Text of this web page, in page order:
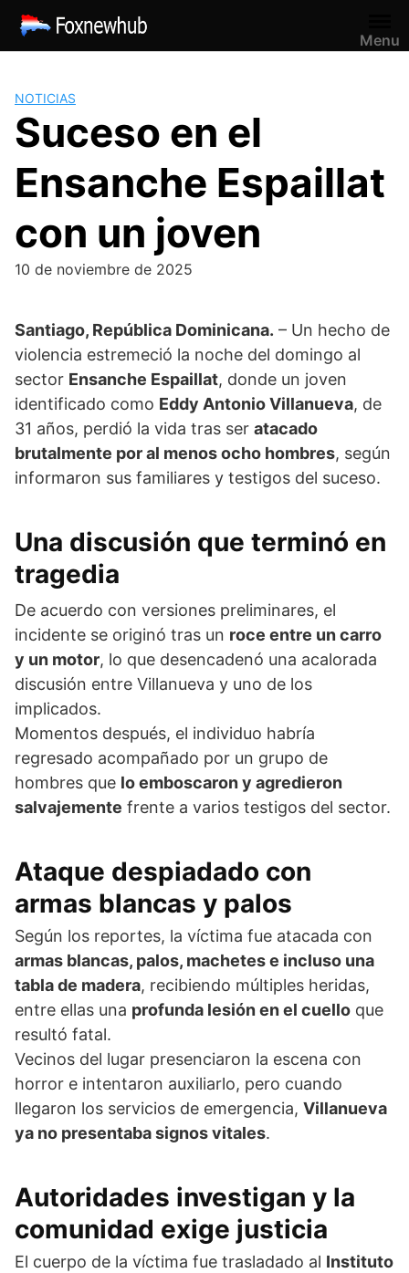
Saltar
contenido
Menu
NOTICIAS
Suceso en el
Ensanche Espaillat
con un joven
10 de noviembre de 2025
Santiago, República Dominicana. – Un hecho de
violencia estremeció la noche del domingo al
sector Ensanche Espaillat, donde un joven
identificado como Eddy Antonio Villanueva, de
31 años, perdió la vida tras ser atacado
brutalmente por al menos ocho hombres, según
informaron sus familiares y testigos del suceso.
Una discusión que terminó en
tragedia
De acuerdo con versiones preliminares, el
incidente se originó tras un roce entre un carro
y un motor, lo que desencadenó una acalorada
discusión entre Villanueva y uno de los
implicados.
Momentos después, el individuo habría
regresado acompañado por un grupo de
hombres que lo emboscaron y agredieron
salvajemente frente a varios testigos del sector.
Ataque despiadado con
armas blancas y palos
Según los reportes, la víctima fue atacada con
armas blancas, palos, machetes e incluso una
tabla de madera, recibiendo múltiples heridas,
entre ellas una profunda lesión en el cuello que
resultó fatal.
Vecinos del lugar presenciaron la escena con
horror e intentaron auxiliarlo, pero cuando
llegaron los servicios de emergencia, Villanueva
ya no presentaba signos vitales.
Autoridades investigan y la
comunidad exige justicia
El cuerpo de la víctima fue trasladado al Instituto